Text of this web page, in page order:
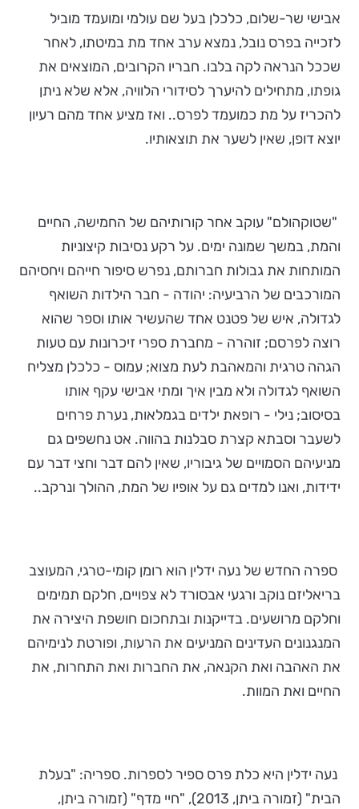
אבישי שר-שלום, כלכלן בעל שם עולמי ומועמד מוביל
לזכייה בפרס נובל, נמצא ערב אחד מת במיטתו, לאחר
שככל הנראה לקה בלבו­­­­­­. חבריו הקרובים, המוצאים את
גופתו, מתחילים להיערך לסידורי הלוויה, אלא שלא ניתן
להכריז על מת כמועמד לפרס.. ואז מציע אחד מהם רעיון
יוצא דופן, שאין לשער את תוצאותיו.
"שטוקהולם" עוקב אחר קורותיהם של החמישה, החיים
והמת, במשך שמונה ימים. על רקע נסיבות קיצוניות
המותחות את גבולות חברותם, נפרש סיפור חייהם ויחסיהם
המורכבים של הרביעיה: יהודה - חבר הילדות השואף
לגדולה, איש של פטנט אחד שהעשיר אותו וספר שהוא
רוצה לפרסם; זוהרה - מחברת ספרי זיכרונות עם טעות
הגהה טרגית והמאהבת לעת מצוא; עמוס - כלכלן מצליח
השואף לגדולה ולא מבין איך ומתי אבישי עקף אותו
בסיסוב; נילי - רופאת ילדים בגמלאות, נערת פרחים
לשעבר וסבתא קצרת סבלנות בהווה. אט נחשפים גם
מניעיהם הסמויים של גיבוריו, שאין להם דבר וחצי דבר עם
ידידות, ואנו למדים גם על אופיו של המת, ההולך ונרקב..
ספרה החדש של נעה ידלין הוא רומן קומי-טרגי, המעוצב
בריאליזם נוקב ורגעי אבסורד לא צפויים, חלקם תמימים
וחלקם מרושעים. בדייקנות ובתחכום חושפת היצירה את
המנגנונים העדינים המניעים את הרעות, ופורטת לנימיהם
את האהבה ואת הקנאה, את החברות ואת התחרות, את
החיים ואת המוות.
נעה ידלין היא כלת פרס ספיר לספרות. ספריה: "בעלת
הבית" (זמורה ביתן, 2013), "חיי מדף" (זמורה ביתן,